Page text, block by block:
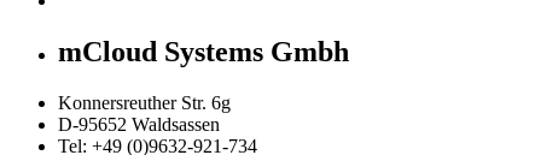
mCloud Systems Gmbh
Konnersreuther Str. 6g
D-95652 Waldsassen
Tel: +49 (0)9632-921-734